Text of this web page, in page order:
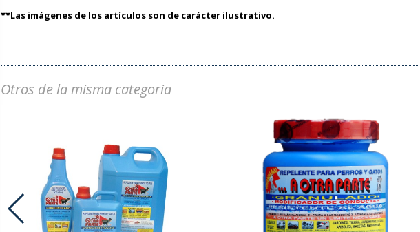
**Las imágenes de los artículos son de carácter ilustrativo.
Otros de la misma categoria